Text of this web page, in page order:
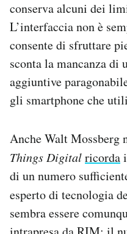
conserva alcuni dei
L’interfaccia non è
consente di sfruttare
sconta la mancanza
aggiuntive
gli smartphone che
Anche Walt Mossberg
Things Digitalricorda
di un numero
esperto di tecnologia
sembra essere